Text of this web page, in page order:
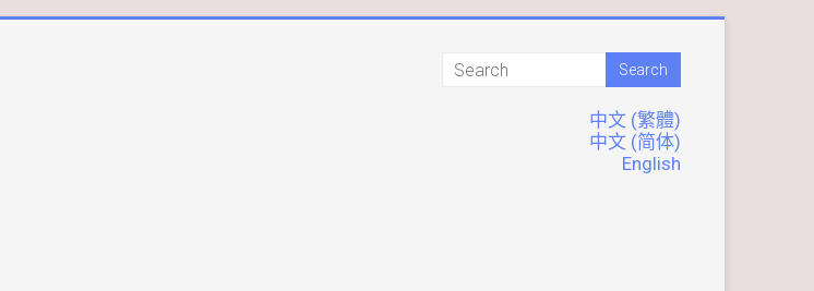
中文 (繁體)
中文 (简体)
English